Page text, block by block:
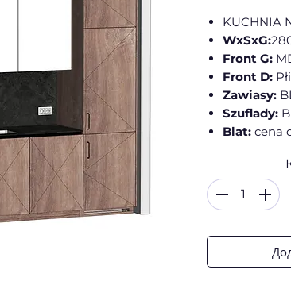
KUCHNIA
WxSxG:
Front G:
Front D:
Zawiasy:
Szuflady:
Blat: cena